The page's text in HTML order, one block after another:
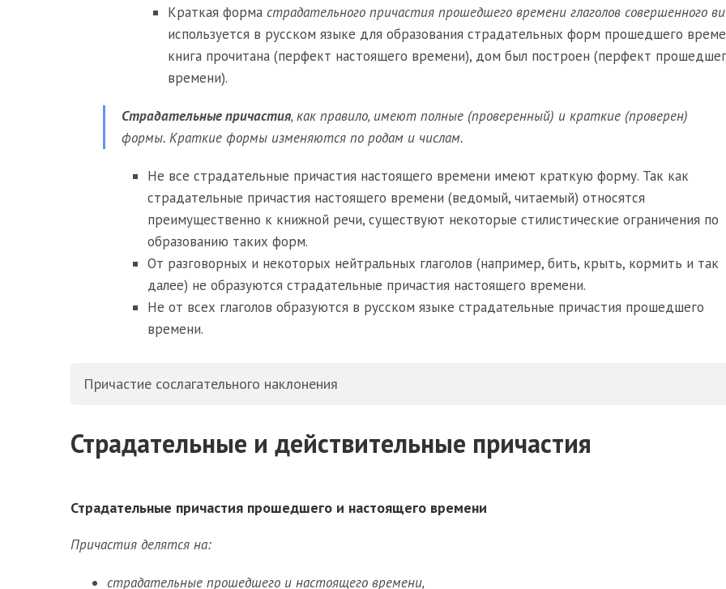
Краткая форма страдательного причастия прошедшего времени глаголов совершенного
используется в русском языке для образования страдательных форм прошедшего
книга прочитана (перфект настоящего времени), дом был построен (перфект
времени).
Страдательные причастия, как правило, имеют полные (проверенный) и краткие (проверен)
формы. Краткие формы изменяются по родам и числам.
Не все страдательные причастия настоящего времени имеют краткую форму. Так как
страдательные причастия настоящего времени (ведомый, читаемый) относятся
преимущественно к книжной речи, существуют некоторые стилистические ограничения по
образованию таких форм.
От разговорных и некоторых нейтральных глаголов (например, бить, крыть, кормить и так
далее) не образуются страдательные причастия настоящего времени.
Не от всех глаголов образуются в русском языке страдательные причастия прошедшего
времени.
Причастие сослагательного наклонения
Страдательные и действительные причастия
Страдательные причастия прошедшего и настоящего времени
Причастия делятся на:
страдательные прошедшего и настоящего времени,